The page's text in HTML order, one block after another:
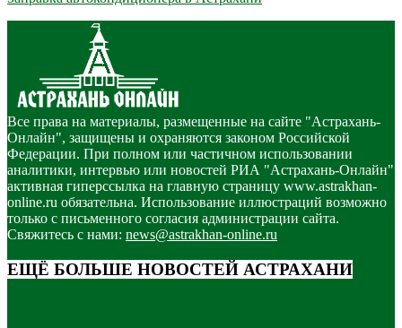
Все права на материалы, размещенные на сайте "Астрахань-
Онлайн", защищены и охраняются законом Российской
Федерации. При полном или частичном использовании
аналитики, интервью или новостей РИА "Астрахань-Онлайн"
активная гиперссылка на главную страницу www.astrakhan-
online.ru обязательна. Использование иллюстраций возможно
только с письменного согласия администрации сайта.
Свяжитесь с нами: news@astrakhan-online.ru
ЕЩЁ БОЛЬШЕ НОВОСТЕЙ АСТРАХАНИ